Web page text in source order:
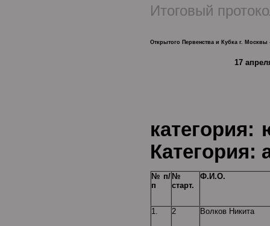
Итоговый
Открытого Первенства и Кубка г. Москвы
17 апреля
Категория:
№ п/
п
№
старт.
Ф.И.О.
1. 2 Волков Никита